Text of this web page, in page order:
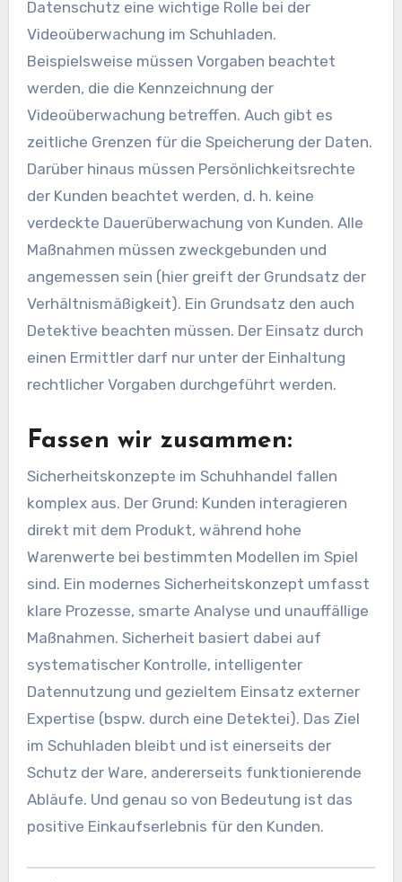
Datenschutz eine wichtige Rolle bei der
Videoüberwachung im Schuhladen.
Beispielsweise müssen Vorgaben beachtet
werden, die die Kennzeichnung der
Videoüberwachung betreffen. Auch gibt es
zeitliche Grenzen für die Speicherung der Daten.
Darüber hinaus müssen Persönlichkeitsrechte
der Kunden beachtet werden, d. h. keine
verdeckte Dauerüberwachung von Kunden. Alle
Maßnahmen müssen zweckgebunden und
angemessen sein (hier greift der Grundsatz der
Verhältnismäßigkeit). Ein Grundsatz den auch
Detektive beachten müssen. Der Einsatz durch
einen Ermittler darf nur unter der Einhaltung
rechtlicher Vorgaben durchgeführt werden.
Fassen wir zusammen:
Sicherheitskonzepte im Schuhhandel fallen
komplex aus. Der Grund: Kunden interagieren
direkt mit dem Produkt, während hohe
Warenwerte bei bestimmten Modellen im Spiel
sind. Ein modernes Sicherheitskonzept umfasst
klare Prozesse, smarte Analyse und unauffällige
Maßnahmen. Sicherheit basiert dabei auf
systematischer Kontrolle, intelligenter
Datennutzung und gezieltem Einsatz externer
Expertise (bspw. durch eine Detektei). Das Ziel
im Schuhladen bleibt und ist einerseits der
Schutz der Ware, andererseits funktionierende
Abläufe. Und genau so von Bedeutung ist das
positive Einkaufserlebnis für den Kunden.